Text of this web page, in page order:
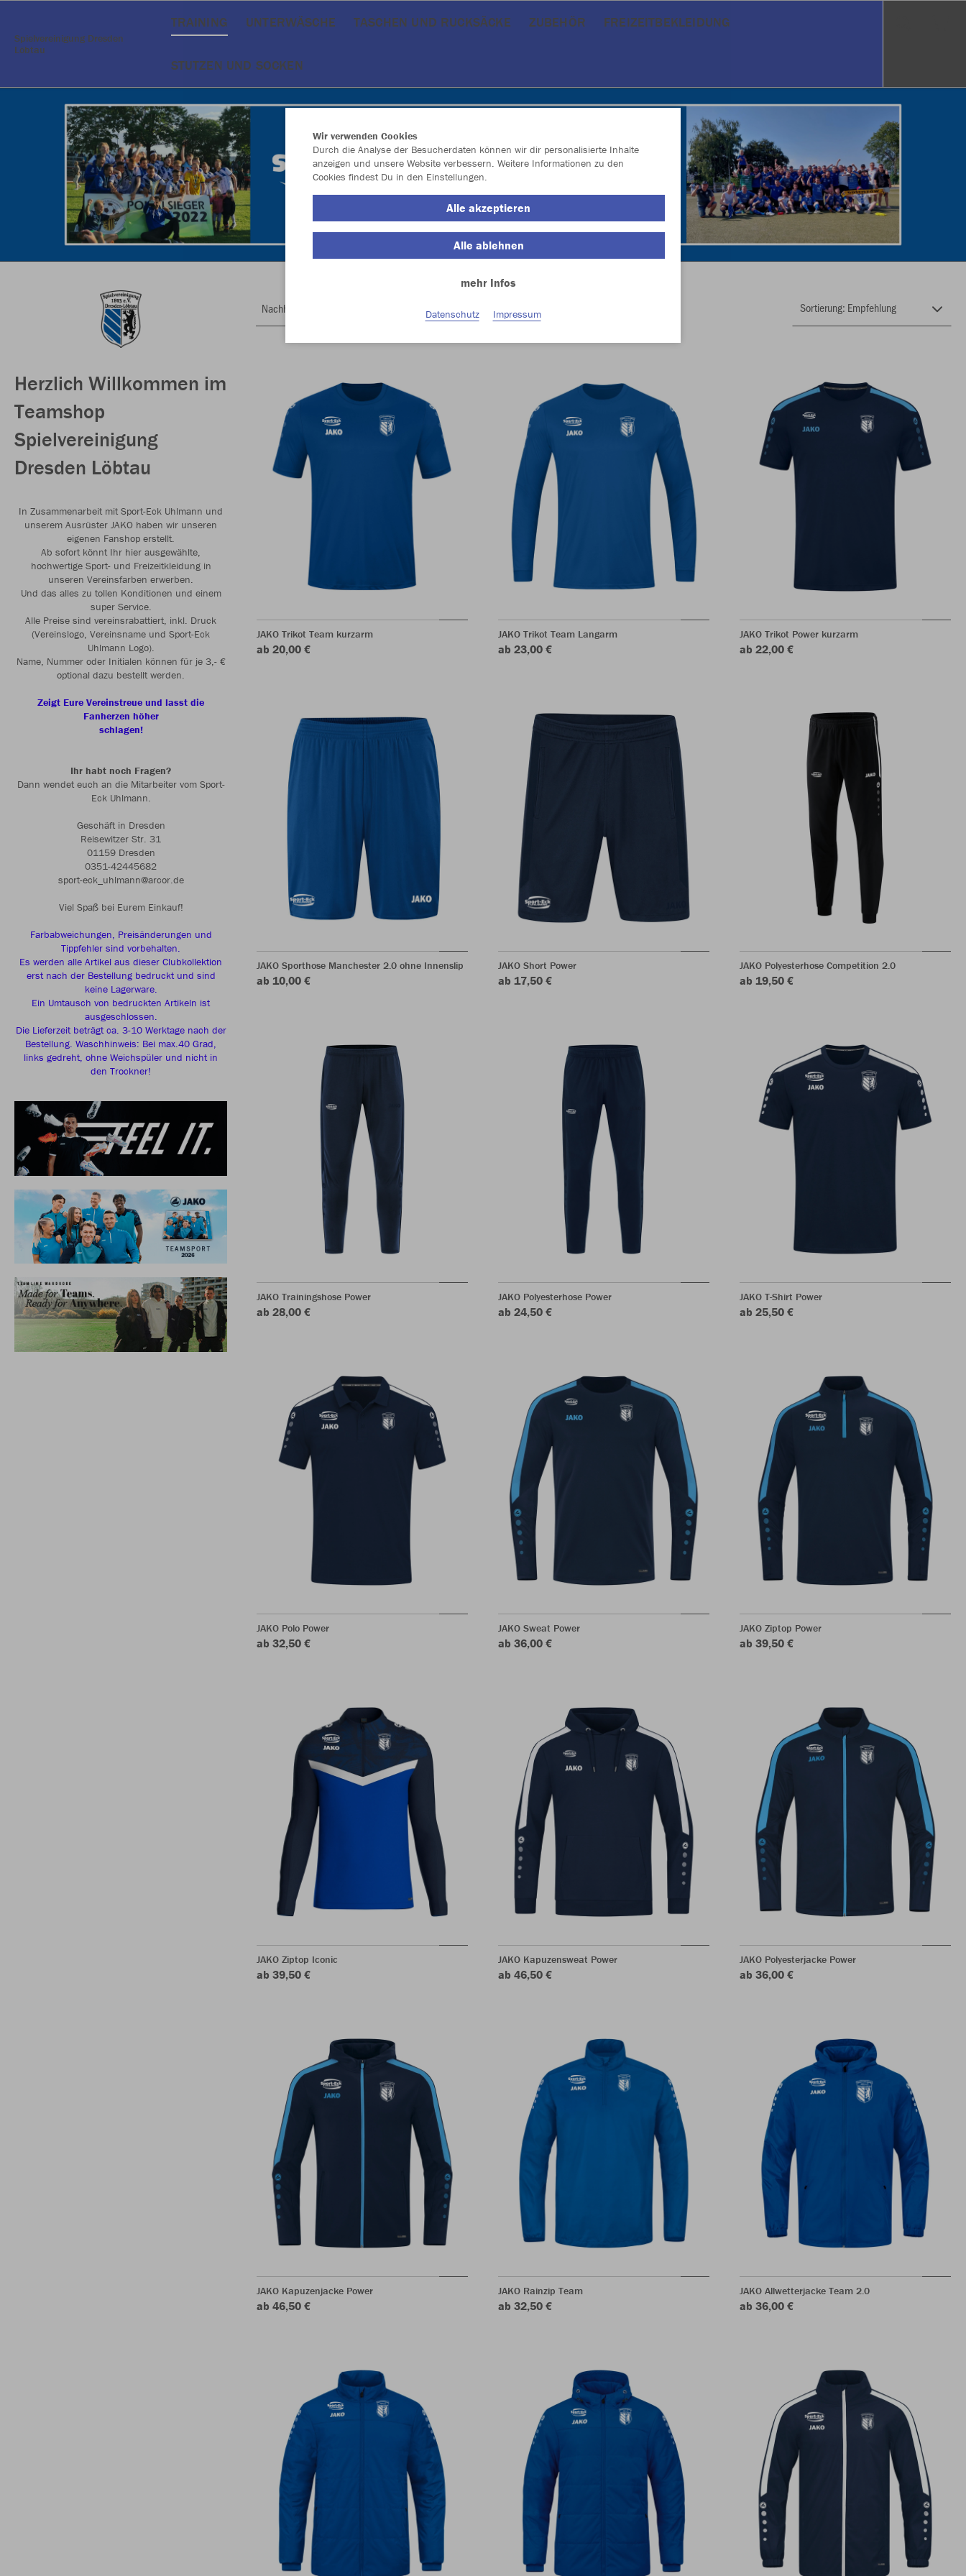
Spielvereinigung Dresden
Löbtau
TRAINING UNTERWÄSCHE TASCHEN UND RUCKSÄCKE ZUBEHÖR FREIZEITBEKLEIDUNG
STUTZEN UND SOCKEN
Herzlich Willkommen im
Teamshop
Spielvereinigung
Dresden Löbtau
In Zusammenarbeit mit Sport-Eck Uhlmann und
unserem Ausrüster JAKO haben wir unseren
eigenen Fanshop erstellt.
Ab sofort könnt Ihr hier ausgewählte,
hochwertige Sport- und Freizeitkleidung in
unseren Vereinsfarben erwerben.
Und das alles zu tollen Konditionen und einem
super Service.
Alle Preise sind vereinsrabattiert, inkl. Druck
(Vereinslogo, Vereinsname und Sport-Eck
Uhlmann Logo).
Name, Nummer oder Initialen können für je 3,- €
optional dazu bestellt werden.
Zeigt Eure Vereinstreue und lasst die
Fanherzen höher
schlagen!
Ihr habt noch Fragen?
Dann wendet euch an die Mitarbeiter vom Sport-
Eck Uhlmann.
Geschäft in Dresden
Reisewitzer Str. 31
01159 Dresden
0351-42445682
sport-eck_uhlmann@arcor.de
Viel Spaß bei Eurem Einkauf!
Farbabweichungen, Preisänderungen und
Tippfehler sind vorbehalten.
Es werden alle Artikel aus dieser Clubkollektion
erst nach der Bestellung bedruckt und sind
keine Lagerware.
Ein Umtausch von bedruckten Artikeln ist
ausgeschlossen.
Die Lieferzeit beträgt ca. 3-10 Werktage nach der
Bestellung. Waschhinweis: Bei max.40 Grad,
links gedreht, ohne Weichspüler und nicht in
den Trockner!
Nachhaltig
JAKO Trikot Team kurzarm
ab 20,00 €
JAKO Trikot Team Langarm
ab 23,00 €
JAKO Trikot Power kurzarm
ab 22,00 €
JAKO Sporthose Manchester 2.0 ohne Innenslip
ab 10,00 €
JAKO Short Power
ab 17,50 €
JAKO Polyesterhose Competition 2.0
ab 19,50 €
JAKO Trainingshose Power
ab 28,00 €
JAKO Polyesterhose Power
ab 24,50 €
JAKO T-Shirt Power
ab 25,50 €
JAKO Polo Power
ab 32,50 €
JAKO Sweat Power
ab 36,00 €
JAKO Ziptop Power
ab 39,50 €
JAKO Ziptop Iconic
ab 39,50 €
JAKO Kapuzensweat Power
ab 46,50 €
JAKO Polyesterjacke Power
ab 36,00 €
JAKO Kapuzenjacke Power
ab 46,50 €
JAKO Rainzip Team
ab 32,50 €
JAKO Allwetterjacke Team 2.0
ab 36,00 €
Wir verwenden Cookies
Durch die Analyse der Besucherdaten können wir dir personalisierte Inhalte
anzeigen und unsere Website verbessern. Weitere Informationen zu den
Cookies findest Du in den Einstellungen.
Alle akzeptieren
Alle ablehnen
mehr Infos
Datenschutz Impressum